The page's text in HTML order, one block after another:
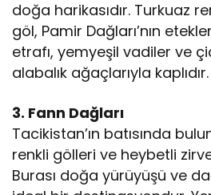
doğa harikasıdır. Turkuaz
göl, Pamir Dağları’nın
etrafı, yemyeşil vadiler ve
alabalık ağaçlarıyla kaplıdır.
3. Fann Dağları
Tacikistan’ın batısında
renkli gölleri ve heybetli
Burası doğa yürüyüşü ve